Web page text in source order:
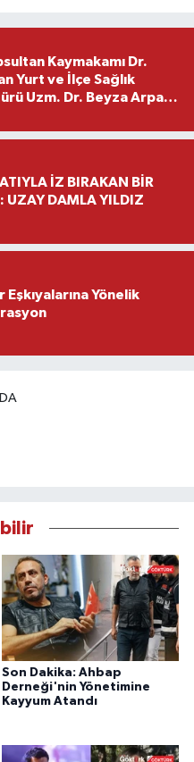
Kaymakamı Dr.
Yurt ve İlçe Sağlık
Uzm. Dr. Beyza Arpacı
İZ BIRAKAN BİR
UZAY DAMLA YILDIZ
Eşkıyalarına Yönelik
Son Dakika: Ahbap
Derneği'nin Yönetimine
Kayyum Atandı